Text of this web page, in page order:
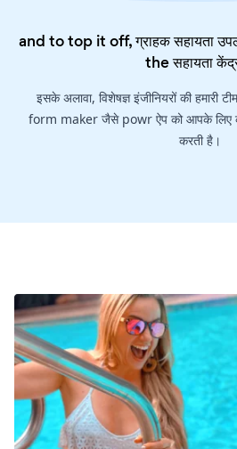
and to top it off, ग्राहक सहायता
theसहायता
इसके अलावा, विशेषज्ञ इंजीनियरों की
form maker जैसे powr ऐप को आपके लिए
करती है।